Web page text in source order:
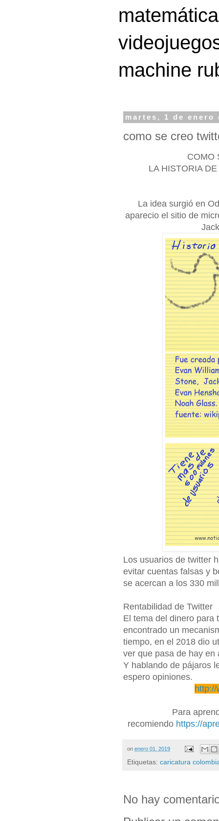
machine
martes, 1 de enero
como se creo
COMO
LA HISTORIA
La idea surgió en
aparecio el sitio de
Los usuarios de twitter
evitar cuentas falsas y
se acercan a los 330
Rentabilidad de Twitter
El tema del dinero para
encontrado un
tiempo, en el 2018 dio
ver que pasa de hay en
Y hablando de pájaros
espero opiniones.
http://
Para
recomiendo https://
on enero 01, 2019
Etiquetas: caricatura
No hay